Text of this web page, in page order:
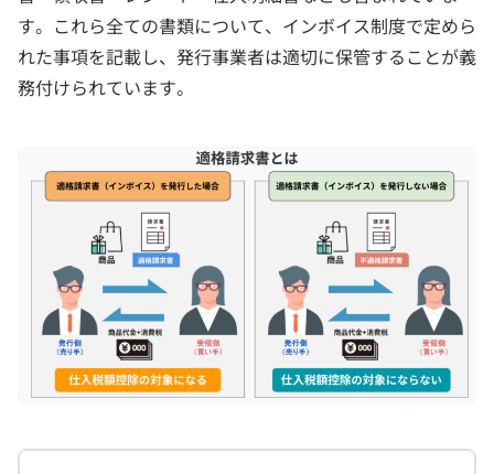
す。これら全ての書類について、インボイス制度で定めら
れた事項を記載し、発行事業者は適切に保管することが義
務付けられています。